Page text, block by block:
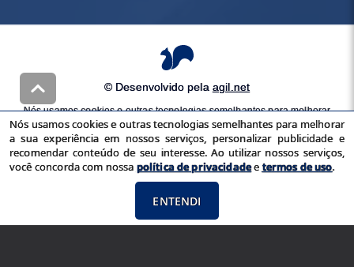
© Desenvolvido pela agil.net
Nós usamos cookies e outras tecnologias semelhantes para melhorar
a sua experiência em nossos serviços, personalizar publicidade e
recomendar conteúdo de seu interesse. Ao utilizar nossos serviços,
você concorda com nossapolítica de privacidadeetermos de uso
Nós usamos cookies e outras tecnologias semelhantes para melhorar
a sua experiência em nossos serviços, personalizar publicidade e
recomendar conteúdo de seu interesse. Ao utilizar nossos serviços,
você concorda com nossa política de privacidadeetermos de uso.
ENTENDI